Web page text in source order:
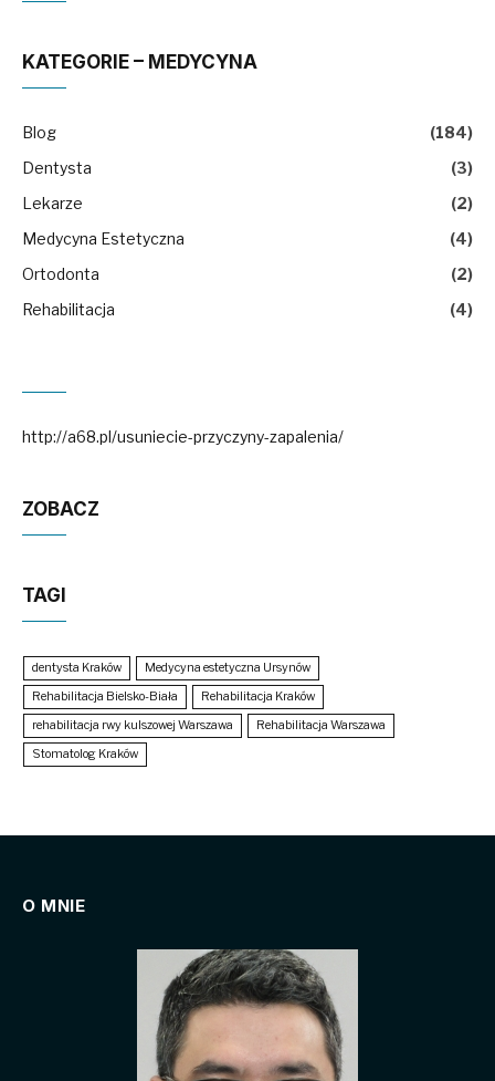
KATEGORIE – MEDYCYNA
Blog
(184)
Dentysta
(3)
Lekarze
(2)
Medycyna Estetyczna
(4)
Ortodonta
(2)
Rehabilitacja
(4)
http://a68.pl/usuniecie-przyczyny-zapalenia/
ZOBACZ
TAGI
dentysta Kraków
Medycyna estetyczna Ursynów
Rehabilitacja Bielsko-Biała
Rehabilitacja Kraków
rehabilitacja rwy kulszowej Warszawa
Rehabilitacja Warszawa
Stomatolog Kraków
O MNIE